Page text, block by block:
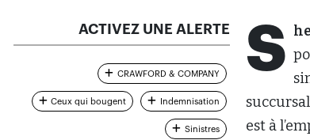
S
est à
ACTIVEZ UNE ALERTE
CRAWFORD & COMPANY
Ceux qui bougent Indemnisation
Sinistres